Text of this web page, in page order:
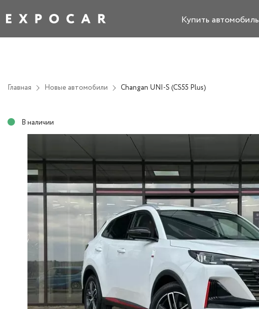
Купить автомобиль
Главная Новые автомобили Changan UNI-S (CS55 Plus)
В наличии